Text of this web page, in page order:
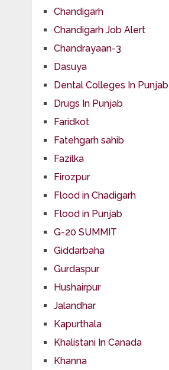
Chandigarh
Chandigarh Job Alert
Chandrayaan-3
Dasuya
Dental Colleges In Punjab
Drugs In Punjab
Faridkot
Fatehgarh sahib
Fazilka
Firozpur
Flood in Chadigarh
Flood in Punjab
G-20 SUMMIT
Giddarbaha
Gurdaspur
Hushairpur
Jalandhar
Kapurthala
Khalistani In Canada
Khanna